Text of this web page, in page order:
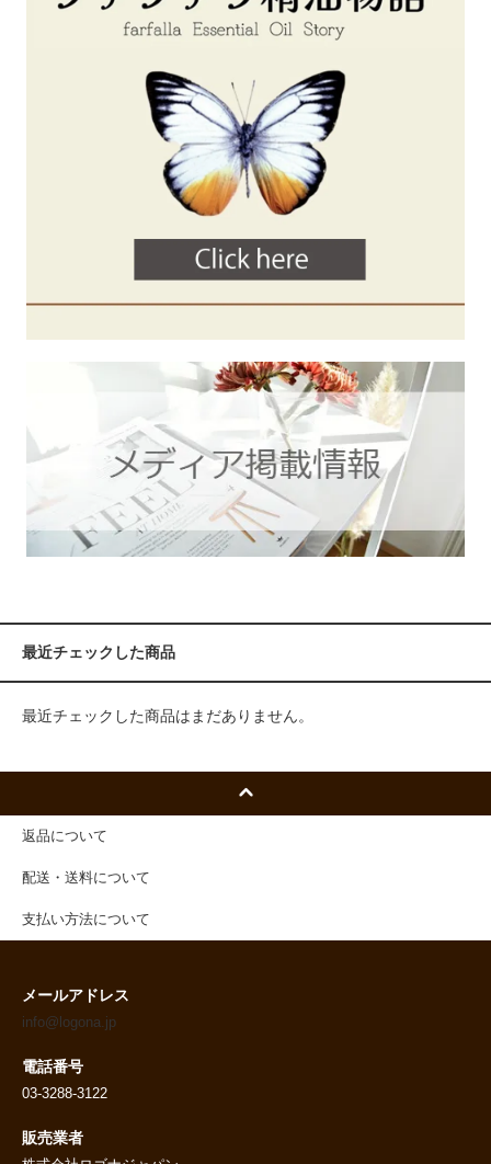
最近チェックした商品
最近チェックした商品はまだありません。
返品について
配送・送料について
支払い方法について
メールアドレス
info@logona.jp
電話番号
03-3288-3122
販売業者